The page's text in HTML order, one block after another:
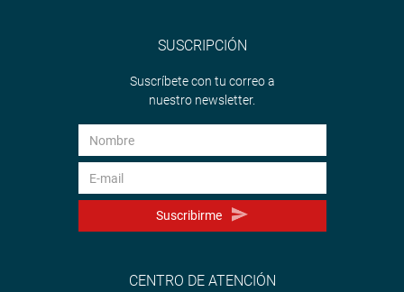
SUSCRIPCIÓN
Suscríbete con tu correo a
nuestro newsletter.
Suscribirme
CENTRO DE ATENCIÓN